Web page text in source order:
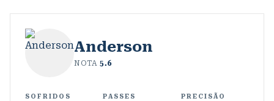
Anderson
NOTA 5.6
SOFRIDOS PASSES PRECISÃO